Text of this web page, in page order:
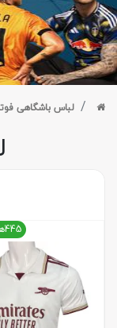
لباس باشگاهی
445هزار ت تخفیف